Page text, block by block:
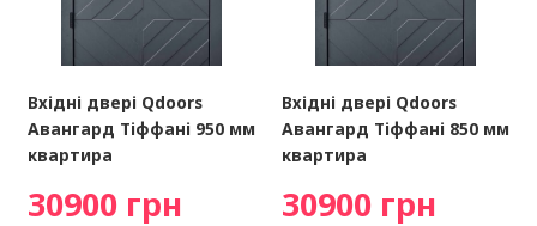
Вхідні двері Qdoors
Авангард Тіффані 950 мм
квартира
30900 грн
Вхідні двері Qdoors
Авангард Тіффані 850 мм
квартира
30900 грн